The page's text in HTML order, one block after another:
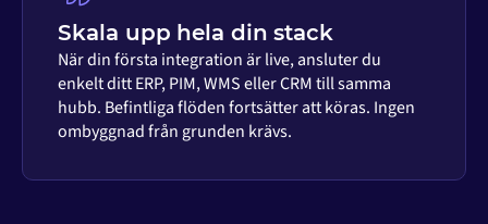
Skala upp hela din stack
När din första integration är live, ansluter du
enkelt ditt ERP, PIM, WMS eller CRM till samma
hubb. Befintliga flöden fortsätter att köras. Ingen
ombyggnad från grunden krävs.